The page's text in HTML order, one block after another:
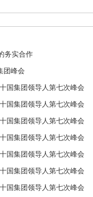
务实合作
团峰会
国集团领导人第七次峰会
国集团领导人第七次峰会
国集团领导人第七次峰会
国集团领导人第七次峰会
国集团领导人第七次峰会
国集团领导人第七次峰会
国集团领导人第七次峰会